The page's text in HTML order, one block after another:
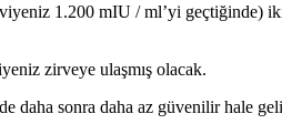
1.200 mIU / ml’yi geçtiğinde)
zirveye ulaşmış olacak.
daha sonra daha az güvenilir hale